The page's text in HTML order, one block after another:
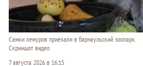
Самки лемуров приехали в барнаульский зоопарк.
Скриншот видео
7 августа 2026 в 16:15